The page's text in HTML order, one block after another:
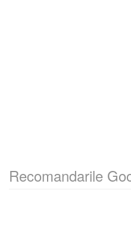
Recomandarile